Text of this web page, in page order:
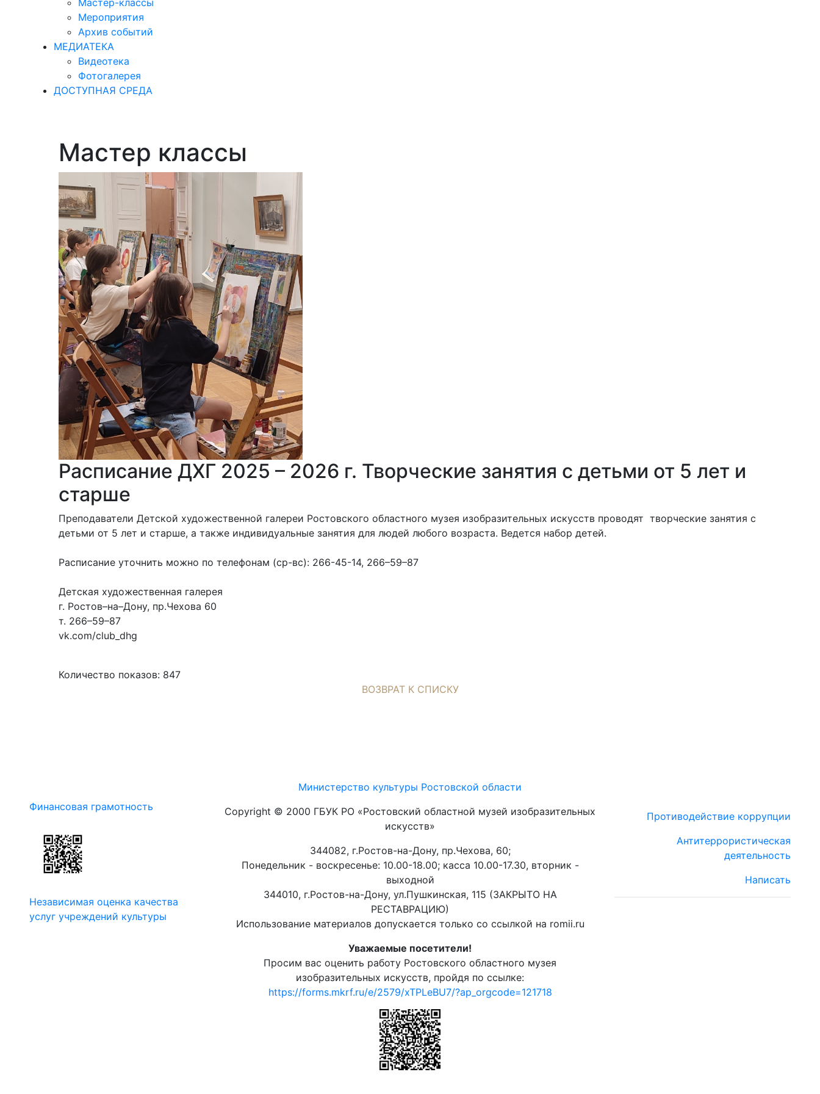
Мастер-классы
Мероприятия
Архив событий
МЕДИАТЕКА
Видеотека
Фотогалерея
ДОСТУПНАЯ СРЕДА
Мастер классы
Расписание ДХГ 2025 – 2026 г. Творческие занятия с детьми от 5 лет и
старше
Преподаватели Детской художественной галереи Ростовского областного музея изобразительных искусств проводят творческие занятия с
детьми от 5 лет и старше, а также индивидуальные занятия для людей любого возраста. Ведется набор детей.
Расписание уточнить можно по телефонам (ср-вс): 266-45-14, 266–59–87
Детская художественная галерея
г. Ростов–на–Дону, пр.Чехова 60
т. 266–59–87
vk.com/club_dhg
Количество показов: 847
ВОЗВРАТ К СПИСКУ
Финансовая грамотность
Независимая оценка качества
услуг учреждений культуры
Министерство культуры Ростовской области
Copyright © 2000 ГБУК РО «Ростовский областной музей изобразительных
искусств»
344082, г.Ростов-на-Дону, пр.Чехова, 60;
Понедельник - воскресенье: 10.00-18.00; касса 10.00-17.30, вторник -
выходной
344010, г.Ростов-на-Дону, ул.Пушкинская, 115 (ЗАКРЫТО НА
РЕСТАВРАЦИЮ)
Использование материалов допускается только со ссылкой на romii.ru
Уважаемые посетители!
Просим вас оценить работу Ростовского областного музея
изобразительных искусств, пройдя по ссылке:
https://forms.mkrf.ru/e/2579/xTPLeBU7/?ap_orgcode=121718
Противодействие коррупции
Антитеррористическая
деятельность
Написать